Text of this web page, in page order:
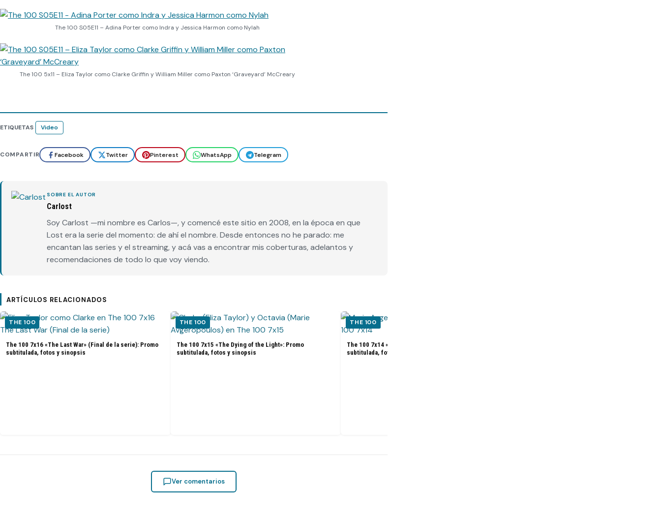
The 100 S05E11 – Adina Porter como Indra y Jessica Harmon como Nylah
The 100 5x11 – Eliza Taylor como Clarke Griffin y William Miller como Paxton ‘Graveyard’ McCreary
ETIQUETAS Video
COMPARTIR Facebook Twitter Pinterest WhatsApp Telegram
SOBRE EL AUTOR
Carlost
Soy Carlost —mi nombre es Carlos—, y comencé este sitio en 2008, en la época en que
Lost era la serie del momento: de ahí el nombre. Desde entonces no he parado: me
encantan las series y el streaming, y acá vas a encontrar mis coberturas, adelantos y
recomendaciones de todo lo que voy viendo.
ARTÍCULOS RELACIONADOS
THE 100
The 100 7x16 «The Last War» (Final de la serie): Promo
subtitulada, fotos y sinopsis
THE 100
The 100 7x15 «The Dying of the Light»: Promo
subtitulada, fotos y sinopsis
THE 100
The 100 7x14 «A Sort of Homecoming»: Promo
subtitulada, fotos y sinopsis
Ver comentarios